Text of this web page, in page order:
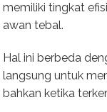
memiliki tingkat
awan tebal.
Hal ini berbeda
langsung untuk
bahkan ketika